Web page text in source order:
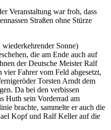
Veranstaltung war froh, dass
Straßen ohne Stürze
Sonne)
die am Ende auch auf
der Deutsche Meister Ralf
Fahrer vom Feld abgesetzt,
Torsten Arndt dem
Da bei den verbissen
Huth sein Vorderrad am
brachte, sammelte er auch die
Kopf und Ralf Keller auf die